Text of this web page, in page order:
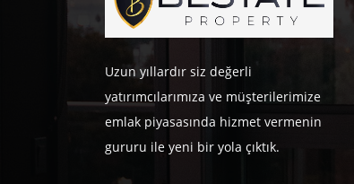
Uzun yıllardır siz değerli
yatırımcılarımıza ve müşterilerimize
emlak piyasasında hizmet vermenin
gururu ile yeni bir yola çıktık.